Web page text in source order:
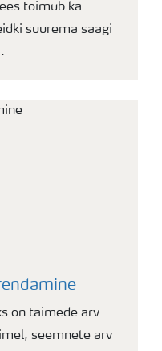
toimub ka
suurema saagi
on taimede arv
seemnete arv